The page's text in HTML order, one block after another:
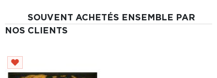
SOUVENT ACHETÉS ENSEMBLE PAR
NOS CLIENTS